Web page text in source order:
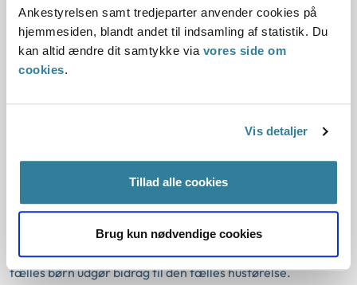
Ankestyrelsen samt tredjeparter anvender cookies på
hjemmesiden, blandt andet til indsamling af statistik. Du
kan altid ændre dit samtykke via vores side om
cookies.
Vis detaljer
Tillad alle cookies
Brug kun nødvendige cookies
Det skal således inddrages som momenter ved
vurderingen, hvordan den formodede samlever opfylder sin
forsørgelsespligt, om der er fastsat eller aftalt bidrag, og
om der er anerkendt skattemæssigt fradrag for betalt
Hvordan momenterne skal vægtes, og hvilken vægt
konkrete omstændigheder.
Barnets ret til samvær
Reglerne om barnets ret til samvær og forældreansvar skal
inddrages ved vurderingen af, om samarbejde omkring
fælles børn udgør bidrag til den fælles husførelse.